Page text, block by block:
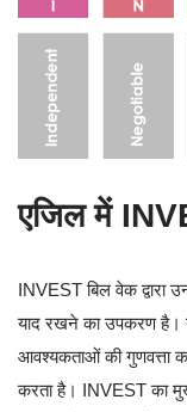
एजिल में
INVEST बिल वेक द्वारा
याद रखने का उपकरण है।
आवश्यकताओं की गुणवत्ता
करता है। INVEST का